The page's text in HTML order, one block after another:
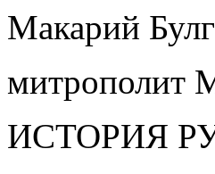
Макарий
митрополит
ИСТОРИЯ